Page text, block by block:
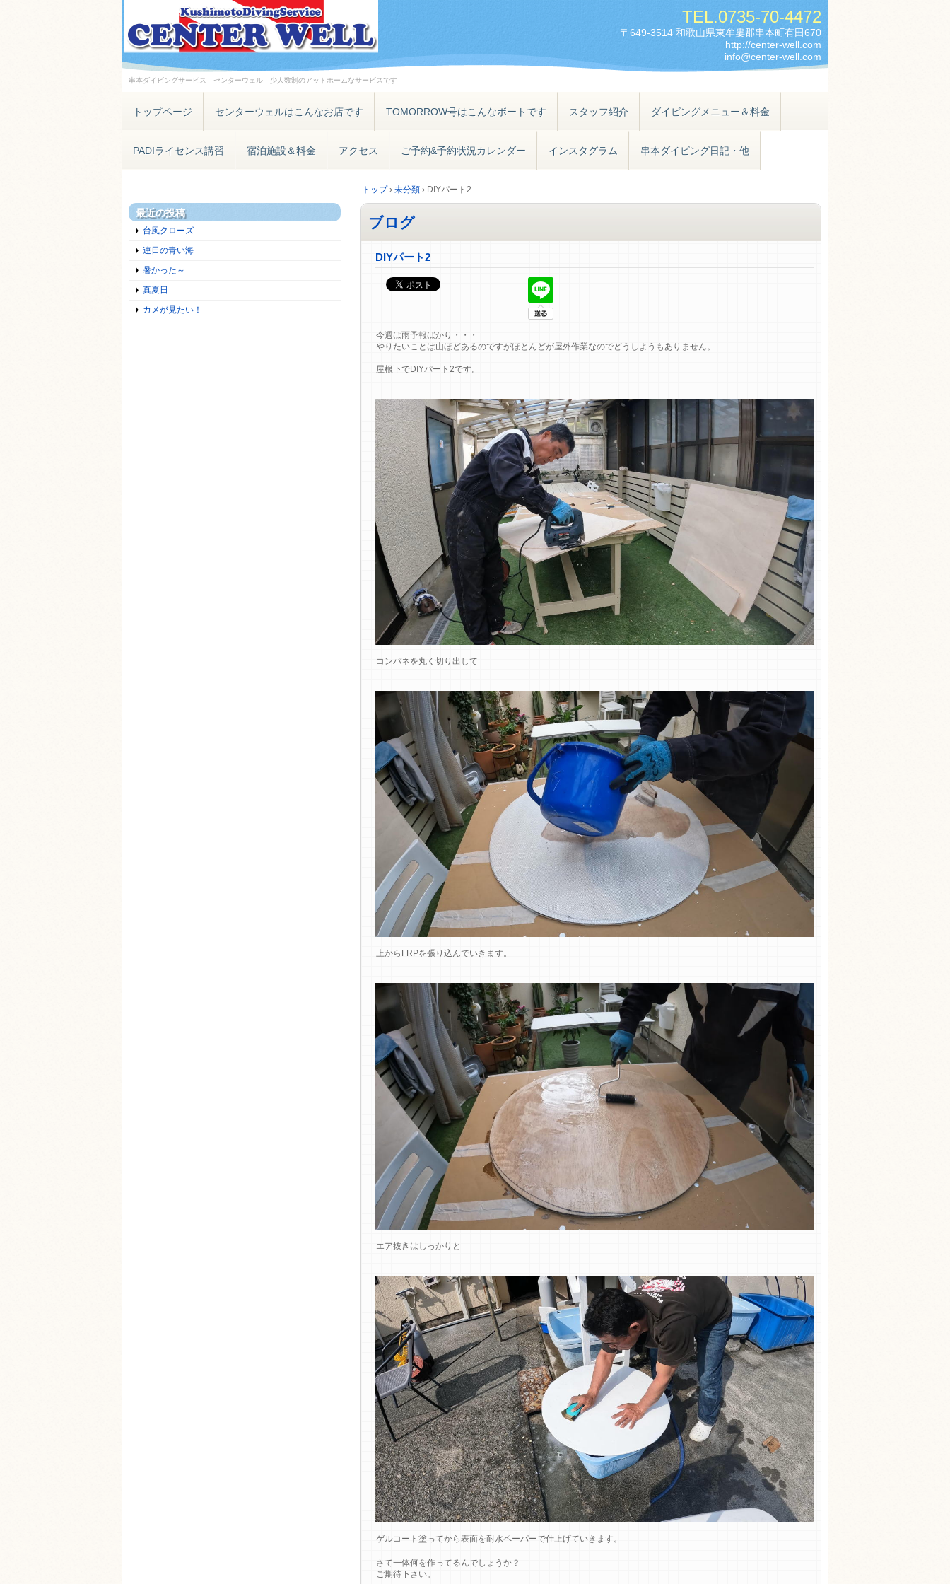
串本ダイビングサービス センターウェル 少人数制のアットホームなサービスです
TEL.0735-70-4472
〒649-3514 和歌山県東牟婁郡串本町有田670
http://center-well.com
info@center-well.com
トップページ センターウェルはこんなお店です TOMORROW号はこんなボートです スタッフ紹介 ダイビングメニュー＆料金
PADIライセンス講習 宿泊施設＆料金 アクセス ご予約&予約状況カレンダー インスタグラム 串本ダイビング日記・他
トップ› 未分類 › DIYパート2
ブログ
DIYパート2
今週は雨予報ばかり・・・
やりたいことは山ほどあるのですがほとんどが屋外作業なのでどうしようもありません。
屋根下でDIYパート2です。
コンパネを丸く切り出して
上からFRPを張り込んでいきます。
エア抜きはしっかりと
ゲルコート塗ってから表面を耐水ペーパーで仕上げていきます。
さて一体何を作ってるんでしょうか？
ご期待下さい。
最近の投稿
台風クローズ
連日の青い海
暑かった～
真夏日
カメが見たい！